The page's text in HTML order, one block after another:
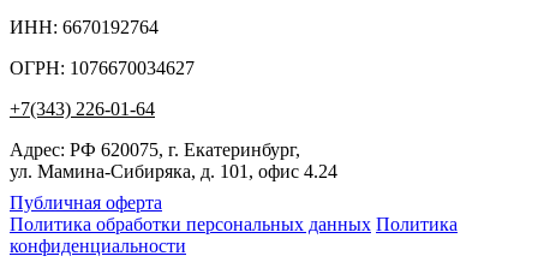
ИНН: 6670192764
ОГРН: 1076670034627
+7(343) 226-01-64
Адрес: РФ 620075, г. Екатеринбург,
ул. Мамина-Сибиряка, д. 101, офис 4.24
Публичная оферта
Политика обработки персональных данных Политика
конфиденциальности